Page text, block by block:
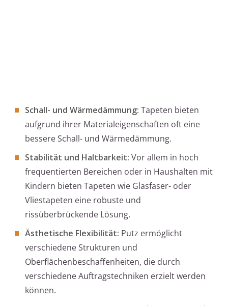
Schall- und Wärmedämmung: Tapeten bieten
aufgrund ihrer Materialeigenschaften oft eine
bessere Schall- und Wärmedämmung.
Stabilität und Haltbarkeit: Vor allem in hoch
frequentierten Bereichen oder in Haushalten mit
Kindern bieten Tapeten wie Glasfaser- oder
Vliestapeten eine robuste und
rissüberbrückende Lösung.
Ästhetische Flexibilität: Putz ermöglicht
verschiedene Strukturen und
Oberflächenbeschaffenheiten, die durch
verschiedene Auftragstechniken erzielt werden
können.